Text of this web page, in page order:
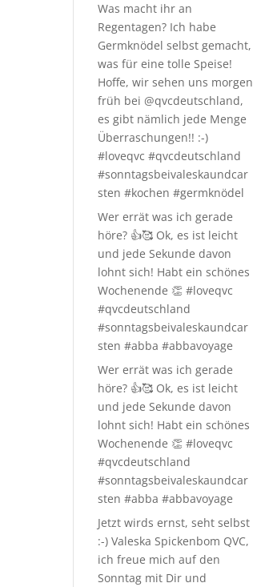
Was macht ihr an
Regentagen? Ich habe
Germknödel selbst gemacht,
was für eine tolle Speise!
Hoffe, wir sehen uns morgen
früh bei @qvcdeutschland,
es gibt nämlich jede Menge
Überraschungen!! :-)
#loveqvc #qvcdeutschland
#sonntagsbeivaleskaundcar
sten #kochen #germknödel
Wer errät was ich gerade
höre? 👍🥰 Ok, es ist leicht
und jede Sekunde davon
lohnt sich! Habt ein schönes
Wochenende 👏 #loveqvc
#qvcdeutschland
#sonntagsbeivaleskaundcar
sten #abba #abbavoyage
Wer errät was ich gerade
höre? 👍🥰 Ok, es ist leicht
und jede Sekunde davon
lohnt sich! Habt ein schönes
Wochenende 👏 #loveqvc
#qvcdeutschland
#sonntagsbeivaleskaundcar
sten #abba #abbavoyage
Jetzt wirds ernst, seht selbst
:-) Valeska Spickenbom QVC,
ich freue mich auf den
Sonntag mit Dir und